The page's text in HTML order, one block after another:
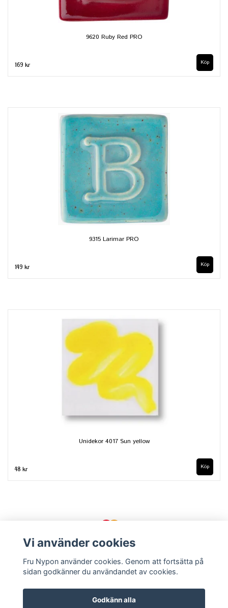
9620 Ruby Red PRO
169 kr Köp
9315 Larimar PRO
149 kr Köp
Unidekor 4017 Sun yellow
48 kr
Vi använder cookies
Fru Nypon använder cookies. Genom att fortsätta på
sidan godkänner du användandet av cookies.
Godkänn alla